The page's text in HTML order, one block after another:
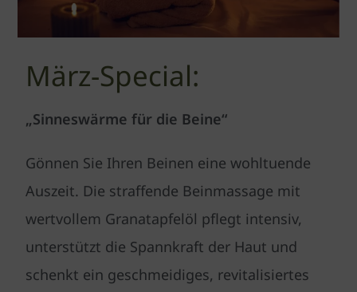
März-Special:
„Sinneswärme für die Beine“
Gönnen Sie Ihren Beinen eine wohltuende
Auszeit. Die straffende Beinmassage mit
wertvollem Granatapfelöl pflegt intensiv,
unterstützt die Spannkraft der Haut und
schenkt ein geschmeidiges, revitalisiertes